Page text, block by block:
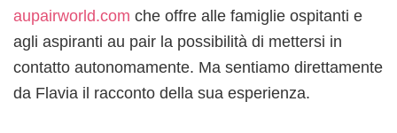
aupairworld.com che offre alle famiglie ospitanti e
agli aspiranti au pair la possibilità di mettersi in
contatto autonomamente. Ma sentiamo direttamente
da Flavia il racconto della sua esperienza.